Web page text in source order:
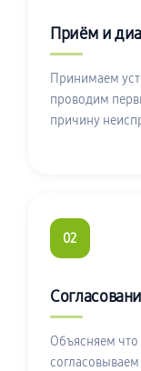
Приём и
Принимаем
проводим
причину
02
Объясняем